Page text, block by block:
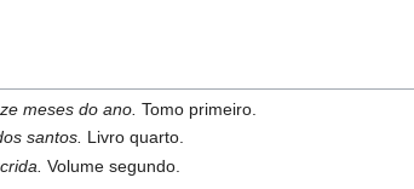
meses do ano. Tomo primeiro.
santos. Livro quarto.
Volume segundo.